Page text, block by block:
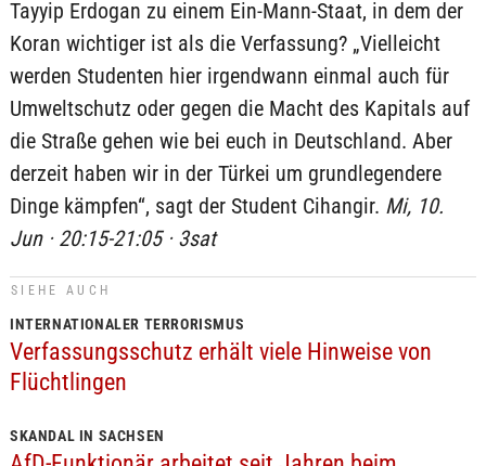
Tayyip Erdogan zu einem Ein-Mann-Staat, in dem der
Koran wichtiger ist als die Verfassung? „Vielleicht
werden Studenten hier irgendwann einmal auch für
Umweltschutz oder gegen die Macht des Kapitals auf
die Straße gehen wie bei euch in Deutschland. Aber
derzeit haben wir in der Türkei um grundlegendere
Dinge kämpfen“, sagt der Student Cihangir. Mi, 10.
Jun · 20:15-21:05 · 3sat
SIEHE AUCH
INTERNATIONALER TERRORISMUS
Verfassungsschutz erhält viele Hinweise von
Flüchtlingen
SKANDAL IN SACHSEN